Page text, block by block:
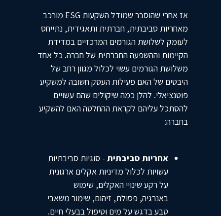
אז אחרי שהוסבר שמודל השקעות ESG מורכב
מאחריות סביבתית, חברתית ותאגידית, נתייחס
לעומק לשלושת הגורמים המרכזיים במדידת
הקיימות וההשפעה החברתית של חברה. כל אחד
משלושת הגורמים עשוי לכלול מגוון רחב של
היבטים של האם פעילות העסק חשובה למשקיע
פוטנציאלי. להלן כמה שיקולים שהם עשויים
להסתכל עליהם לקראת ההחלטה האם להשקיע
בחברה:
אחריות סביבתית - סוגיות סביבתיות
עשויות לכלול מדיניות אקלים ארגונית
על רקע שינויי האקלים, שימוש
באנרגיה, פסולת, זיהום, שימור משאבי
טבע בדגש על מים וטיפול בבעלי חיים.